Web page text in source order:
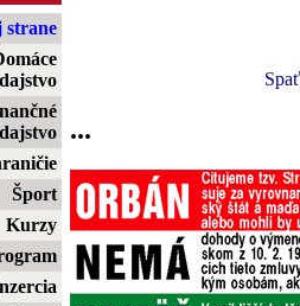
strane
Šport
Kurzy
Spať
...